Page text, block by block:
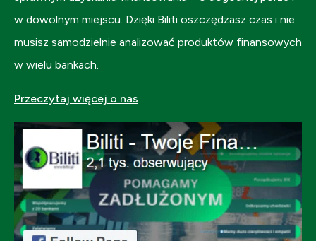
w dowolnym miejscu. Dzięki Biliti oszczędzasz czas i nie
musisz samodzielnie analizować produktów finansowych
w wielu bankach.
Przeczytaj więcej o nas